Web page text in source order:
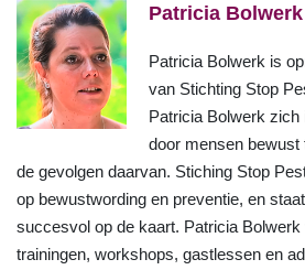
Patricia Bolwerk
Patricia Bolwerk is
van Stichting Stop
Patricia Bolwerk
door mensen
de gevolgen daarvan. Stiching Stop
op bewustwording en preventie, en
succesvol op de kaart. Patricia
trainingen, workshops, gastlessen en